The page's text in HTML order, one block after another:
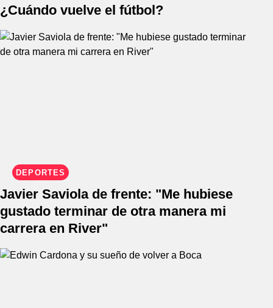
¿Cuándo vuelve el fútbol?
DEPORTES
Javier Saviola de frente: "Me hubiese
gustado terminar de otra manera mi
carrera en River"